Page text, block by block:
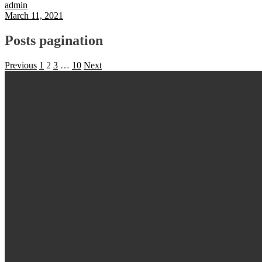
admin
March 11, 2021
Posts pagination
Previous 1 2 3 … 10 Next